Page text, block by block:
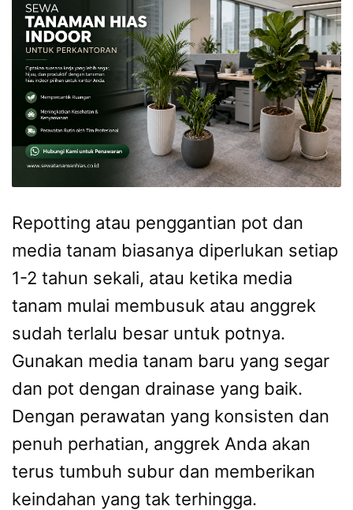
Repotting atau penggantian pot dan
media tanam biasanya diperlukan setiap
1-2 tahun sekali, atau ketika media
tanam mulai membusuk atau anggrek
sudah terlalu besar untuk potnya.
Gunakan media tanam baru yang segar
dan pot dengan drainase yang baik.
Dengan perawatan yang konsisten dan
penuh perhatian, anggrek Anda akan
terus tumbuh subur dan memberikan
keindahan yang tak terhingga.